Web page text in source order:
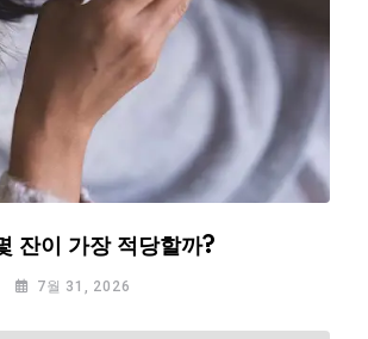
잔이 가장 적당할까?
7월 31, 2026